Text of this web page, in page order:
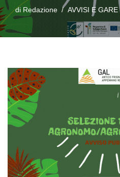
di Redazione AVVISI E GARE